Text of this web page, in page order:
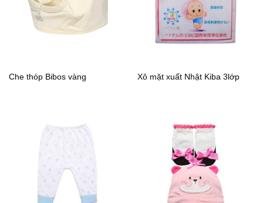
Che thóp Bibos vàng Xô mặt xuất Nhật Kiba 3lớp